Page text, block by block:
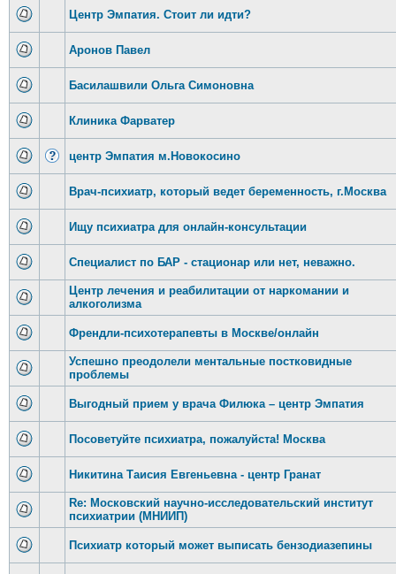
Центр Эмпатия. Стоит ли идти?
Аронов Павел
Басилашвили Ольга Симоновна
Клиника Фарватер
центр Эмпатия м.Новокосино
Врач-психиатр, который ведет беременность, г.Москва
Ищу психиатра для онлайн-консультации
Специалист по БАР - стационар или нет, неважно.
Центр лечения и реабилитации от наркомании и
алкоголизма
Френдли-психотерапевты в Москве/онлайн
Успешно преодолели ментальные постковидные
проблемы
Выгодный прием у врача Филюка – центр Эмпатия
Посоветуйте психиатра, пожалуйста! Москва
Никитина Таисия Евгеньевна - центр Гранат
Re: Московский научно-исследовательский институт
психиатрии (МНИИП)
Психиатр который может выписать бензодиазепины